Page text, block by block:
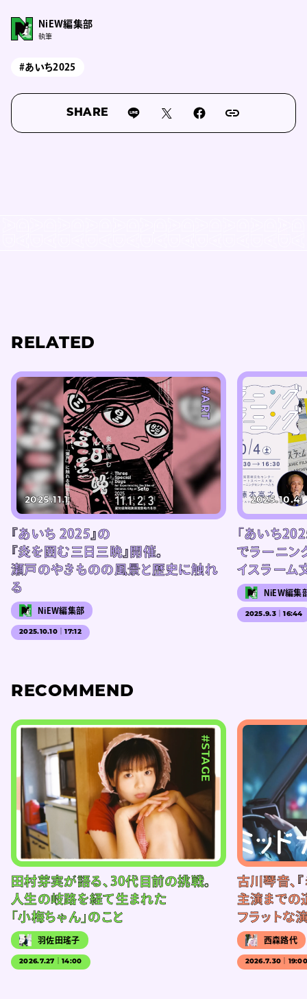
NiEW編集部
執筆
#あいち2025
SHARE
RELATED
#ART
2025.11.1
『あいち 2025』の
『炎を囲む三日三晩』開催。
瀬戸のやきものの風景と歴史に触れ
る
NiEW編集部
2025.10.10｜17:12
2025.10.4
「あいち
でラーニン
イスラーム
NiEW編集
2025.9.3｜16:44
RECOMMEND
#STAGE
田村芽実が語る、30代目前の挑戦。
人生の岐路を経て生まれた
「小梅ちゃん」のこと
羽佐田瑤子
2026.7.27｜14:00
古川琴音、
主演までの
フラットな
西森路代
2026.7.30｜